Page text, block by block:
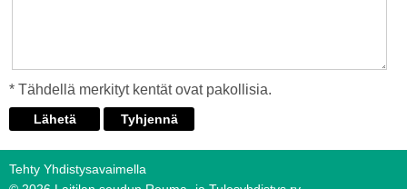
* Tähdellä merkityt kentät ovat pakollisia.
Tehty Yhdistysavaimella